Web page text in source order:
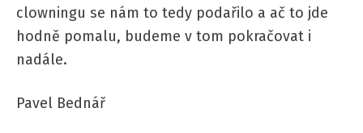
clowningu se nám to tedy podařilo a ač to jde
hodně pomalu, budeme v tom pokračovat i
nadále.
Pavel Bednář